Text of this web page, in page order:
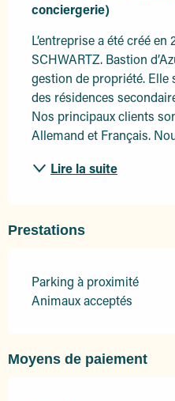
conciergerie)
L’entreprise a été créé en
SCHWARTZ. Bastion
gestion de propriété. Elle
des résidences
Nos principaux clients
Allemand et Français.
Lire la suite
Prestations
Parking à proximité
Animaux acceptés
Moyens de paiement